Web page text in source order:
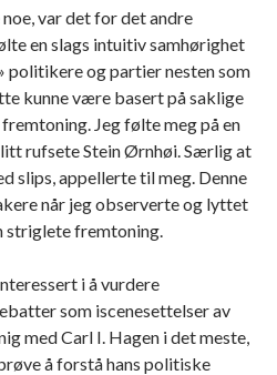
var det for det andre
en slags intuitiv samhørighet
politikere og partier nesten som
kunne være basert på saklige
Jeg følte meg på en
rufsete Stein Ørnhøi. Særlig at
slips, appellerte til meg. Denne
når jeg observerte og lyttet
striglete fremtoning.
i å vurdere
som iscenesettelser av
med Carl I. Hagen i det meste,
å forstå hans politiske